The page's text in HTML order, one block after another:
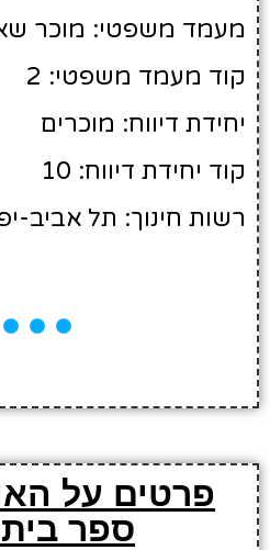
מעמד משפטי: מוכר
קוד מעמד משפטי: 2
יחידת דיווח: מוכרים
קוד יחידת דיווח: 10
רשות חינוך: תל אביב-יפו
פרטים על
ספר